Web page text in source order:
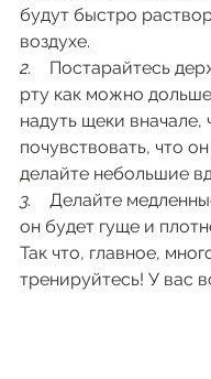
будут быстро
воздухе.
2. Постарайтесь
рту как можно
надуть щеки вначале,
почувствовать, что
делайте небольшие
3. Делайте
он будет гуще и
Так что, главное,
тренируйтесь! У вас